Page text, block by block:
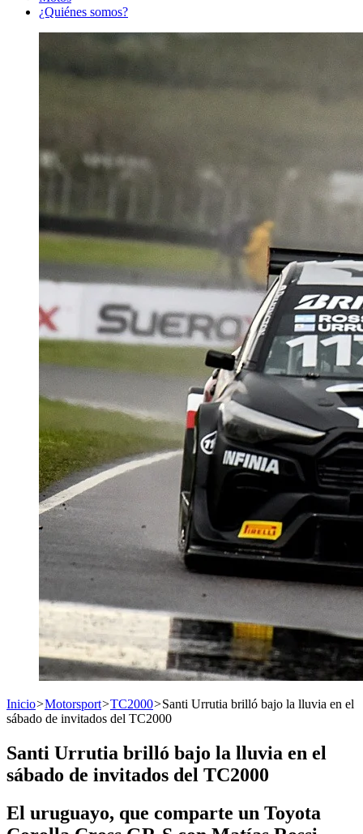
¿Quiénes somos?
Inicio>Motorsport>TC2000>Santi Urrutia brilló bajo la lluvia en el
sábado de invitados del TC2000
Santi Urrutia brilló bajo la lluvia en el
sábado de invitados del TC2000
El uruguayo, que comparte un Toyota